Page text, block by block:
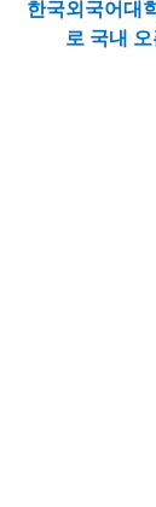
한국외국어대
로 국내